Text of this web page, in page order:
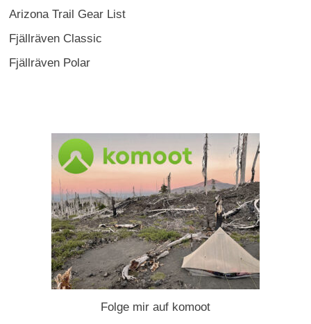
Arizona Trail Gear List
Fjällräven Classic
Fjällräven Polar
Folge mir auf komoot